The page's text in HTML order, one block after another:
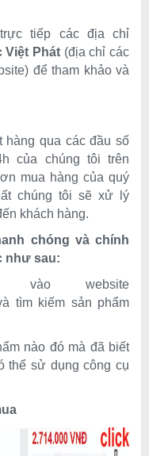
tiếp các địa chỉ
Việt Phát (địa chỉ các
để tham khảo và
hàng qua các đầu số
của chúng tôi trên
mua hàng của quý
chúng tôi sẽ xử lý
khách hàng.
chóng và chính
như sau:
website
tìm kiếm sản phẩm
nào đó mà đã biết
thể sử dụng công cụ